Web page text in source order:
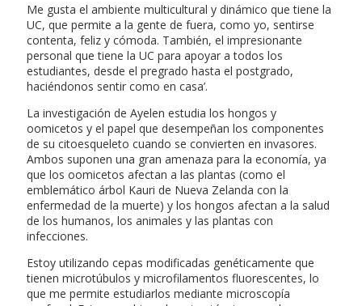
Me gusta el ambiente multicultural y dinámico que tiene la
UC, que permite a la gente de fuera, como yo, sentirse
contenta, feliz y cómoda. También, el impresionante
personal que tiene la UC para apoyar a todos los
estudiantes, desde el pregrado hasta el postgrado,
haciéndonos sentir como en casa’.
La investigación de Ayelen estudia los hongos y
oomicetos y el papel que desempeñan los componentes
de su citoesqueleto cuando se convierten en invasores.
Ambos suponen una gran amenaza para la economía, ya
que los oomicetos afectan a las plantas (como el
emblemático árbol Kauri de Nueva Zelanda con la
enfermedad de la muerte) y los hongos afectan a la salud
de los humanos, los animales y las plantas con
infecciones.
Estoy utilizando cepas modificadas genéticamente que
tienen microtúbulos y microfilamentos fluorescentes, lo
que me permite estudiarlos mediante microscopía